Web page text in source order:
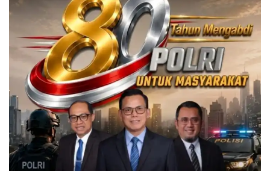
fasilitasi pendampingan perizinan, produksi, kemasan,
sertifikasi dan sebagainya,” katanya.
Burhanudin meminta para pelaku UMKM juga terus
meningkatkan kapasitasnya, baik dalam hal teknik
produksi, manajemen dan pemasaran serta memperluas
jejaring dengan stakeholder dan sesama pelaku UMKM.
“Dengan sinergi, kolaborasi dan kemitraan yang baik
antara Pemkab Bogor bersama stakeholder, insya Allah
potensi UMKM Kabupaten Bogor dapat terangkat, naik
kelas, maju, berkembang dan sejahtera,” ujar Burhanudin.